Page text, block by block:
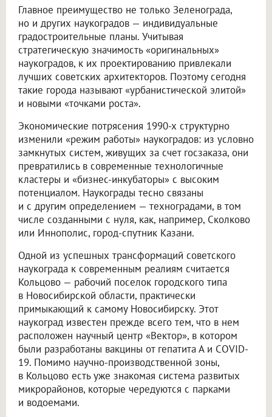
Главное преимущество не только Зеленограда,
но и других наукоградов — индивидуальные
градостроительные планы. Учитывая
стратегическую значимость «оригинальных»
наукоградов, к их проектированию привлекали
лучших советских архитекторов. Поэтому сегодня
такие города называют «урбанистической элитой»
и новыми «точками роста».
Экономические потрясения 1990-х структурно
изменили «режим работы» наукоградов: из условно
замкнутых систем, живущих за счет госзаказа, они
превратились в современные технологичные
кластеры и «бизнес-инкубаторы» с высоким
потенциалом. Наукограды тесно связаны
и с другим определением — техноградами, в том
числе созданными с нуля, как, например, Сколково
или Иннополис, город-спутник Казани.
Одной из успешных трансформаций советского
наукограда к современным реалиям считается
Кольцово — рабочий поселок городского типа
в Новосибирской области, практически
примыкающий к самому Новосибирску. Этот
наукоград известен прежде всего тем, что в нем
расположен научный центр «Вектор», в котором
были разработаны вакцины от гепатита А и COVID-
19. Помимо научно-производственной зоны,
в Кольцово есть уже знакомая система развитых
микрорайонов, которые чередуются с парками
и водоемами.